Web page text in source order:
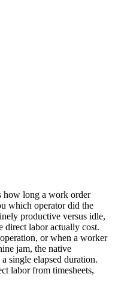
how long a work order
which operator did the
productive versus idle,
direct labor actually cost.
or when a worker
jam, the native
single elapsed duration.
labor from timesheets,